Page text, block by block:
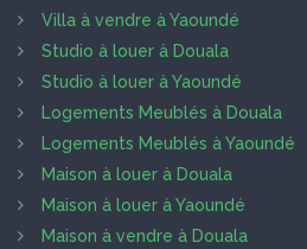
Villa à vendre à Yaoundé
Studio à louer à Douala
Studio à louer à Yaoundé
Logements Meublés à Douala
Logements Meublés à Yaoundé
Maison à louer à Douala
Maison à louer à Yaoundé
Maison à vendre à Douala